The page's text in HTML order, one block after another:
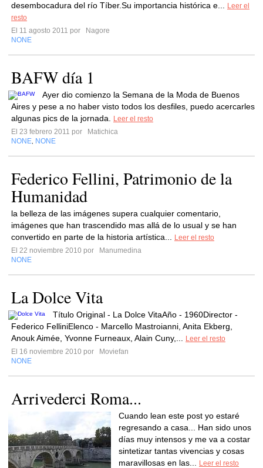
desembocadura del río Tíber.Su importancia histórica e...
Leer el
resto
El 11 agosto 2011 por
Nagore
NONE
BAFW día 1
Ayer dio comienzo la Semana de la Moda de Buenos
Aires y pese a no haber visto todos los desfiles, puedo acercarles
algunas pics de la jornada.
Leer el resto
El 23 febrero 2011 por
Matichica
NONE NONE
Federico Fellini, Patrimonio de la
Humanidad
la belleza de las imágenes supera cualquier comentario,
imágenes que han trascendido mas allá de lo usual y se han
convertido en parte de la historia artística...
Leer el resto
El 22 noviembre 2010 por
Manumedina
NONE
La Dolce Vita
Título Original - La Dolce VitaAño - 1960Director -
Federico FelliniElenco - Marcello Mastroianni, Anita Ekberg,
Anouk Aimée, Yvonne Furneaux, Alain Cuny,...
Leer el resto
El 16 noviembre 2010 por
Moviefan
NONE
Arrivederci Roma...
Cuando lean este post yo estaré
regresando a casa... Han sido unos
días muy intensos y me va a costar
sintetizar tantas vivencias y cosas
maravillosas en las...
Leer el resto